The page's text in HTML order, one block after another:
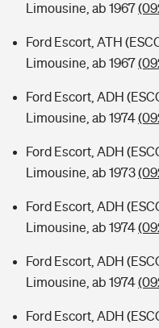
Sie haben Fragen?
Limousine, ab 1967
Ford Escort, ATH
Limousine, ab 1967
Ford Escort, ADH
Limousine, ab 1974
Ford Escort, ADH
Limousine, ab 1973
Ford Escort, ADH
Limousine, ab 1974
Ford Escort, ADH
Limousine, ab 1974
Ford Escort, ADH